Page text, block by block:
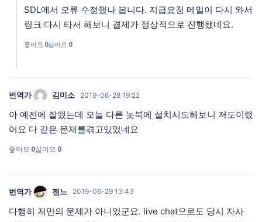
SDL에서 오류 수정했나 봅니다. 지급요청 메일이 다시 와서
링크 다시 타서 해보니 결제가 정상적으로 진행됐네요.
좋아요 0싫어요 0
번역가 김미소 2019-06-28 19:22
아 예전에 잘됐는데 오늘 다른 놋북에 설치시도해보니 저도이랬
어요 다 같은 문제를겪고있었네요
좋아요 0싫어요 0
번역가 젠느 2019-06-29 13:43
다행히 저만의 문제가 아니었군요. live chat으로도 당시 자사